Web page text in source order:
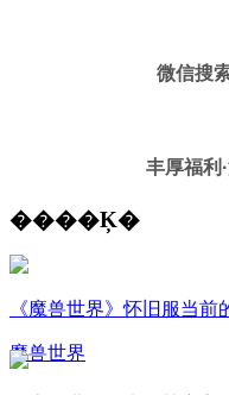
微信搜
丰厚福利
����Ķ�
《魔兽世界》怀旧服当
魔兽世界